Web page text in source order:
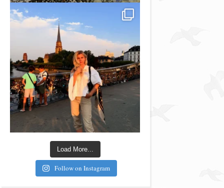
Load More...
Follow on Instagram